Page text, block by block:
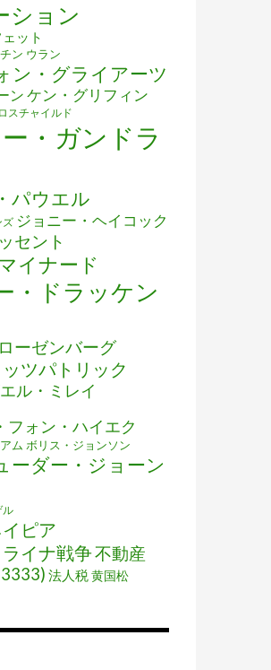
ション
ット
ン ウラン
ン・グライアーツ
ン ケン・グリフィン
スチャイルド
・ガンドラ
パウエル
ズ ジョニー・ヘイコック
セント
イナード
・ドラッケン
ーゼンバーグ
ツパトリック
ル・ミレイ
フォン・ハイエク
ム ボリス・ジョンソン
ーダー・ジョーン
ル
ピア
イナ戦争不動産
法人税黄国松